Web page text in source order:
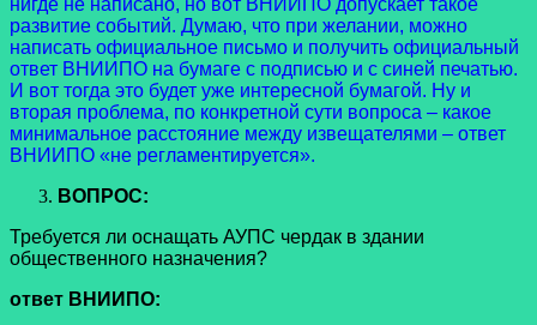
нигде не написано, но вот ВНИИПО допускает такое
развитие событий. Думаю, что при желании, можно
написать официальное письмо и получить официальный
ответ ВНИИПО на бумаге с подписью и с синей печатью.
И вот тогда это будет уже интересной бумагой. Ну и
вторая проблема, по конкретной сути вопроса – какое
минимальное расстояние между извещателями – ответ
ВНИИПО «не регламентируется».
ВОПРОС:
Требуется ли оснащать АУПС чердак в здании
общественного назначения?
ответ ВНИИПО: